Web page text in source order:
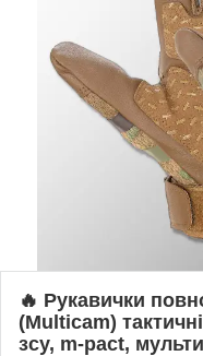
🔥 Рукавички
(Multicam)
зсу, m-pact,